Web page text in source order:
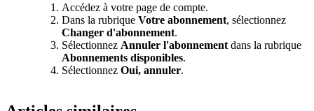
Accédez à votre page de compte.
Dans la rubrique Votre abonnement, sélectionnez
Changer d'abonnement.
Sélectionnez Annuler l'abonnement dans la rubrique
Abonnements disponibles.
Sélectionnez Oui, annuler.